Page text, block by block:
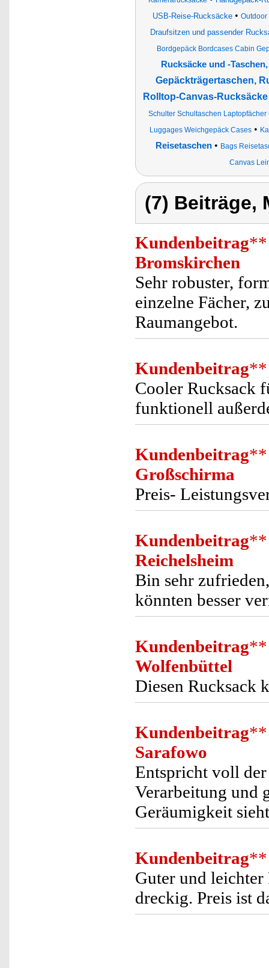
USB-Reise-Rucksäcke• Outdoor
Draufsitzen und passender
Bordgepäck Bordcases Cabin
Rucksäcke und -
Gepäckträgertaschen,
Rolltop-Canvas-
Schulter Schultaschen Laptopfächer
Luggages Weichgepäck Cases •
Reisetaschen• Bags
Canvas
(7) Beiträge,
Kundenbeitrag**
Bromskirchen
Sehr robuster,
einzelne Fächer,
Raumangebot.
Kundenbeitrag**
Cooler Rucksack
funktionell
Kundenbeitrag**
Großschirma
Preis-
Kundenbeitrag**
Reichelsheim
Bin sehr
könnten besser
Kundenbeitrag**
Wolfenbüttel
Diesen Rucksack
Kundenbeitrag**
Sarafowo
Entspricht voll der
Verarbeitung und
Geräumigkeit
Kundenbeitrag**
Guter und leichter
dreckig. Preis ist